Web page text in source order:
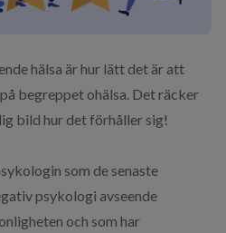
hälsa är hur ​lätt det är att
begreppet ohälsa. Det räcker
bild hur det förhåller sig!
som de senaste
psykologi avseende
och som har